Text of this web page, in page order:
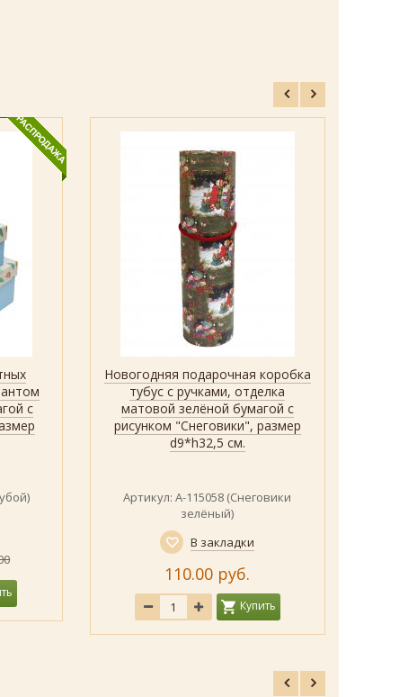
с
Быстрый просмотр
Показать
Новогодняя подарочная коробка
тубус с ручками, отделка
матовой зелёной бумагой с
рисунком "Снеговики", размер
d9*h32,5 см.
Артикул: А-115058 (Снеговики
зелёный)
В закладки
110.00 руб.
Купить